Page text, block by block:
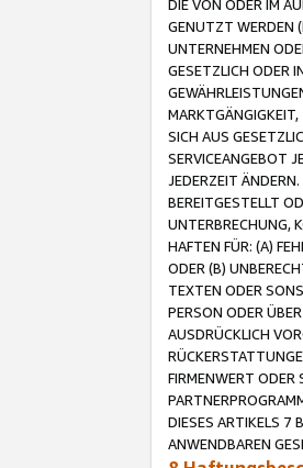
DIE VON ODER IM
GENUTZT WERDEN
UNTERNEHMEN
GESETZLICH ODER
MARKTGÄNGIGKEIT,
SICH AUS
SERVICEANGEBOT
JEDERZEIT
BEREITGESTELLT
UNTERBRECHUNG,
HAFTEN FÜR: (A)
ODER (B)
TEXTEN ODER
PERSON ODER
AUSDRÜCKLICH
FIRMENWERT ODER
DIESES ARTIKELS 7
ANWENDBAREN